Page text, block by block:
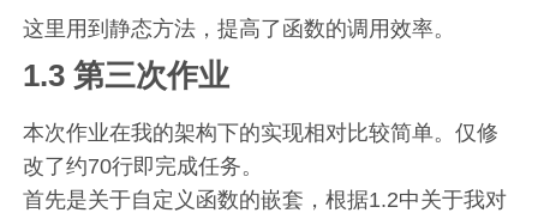
这里用到静态方法，提高了函数的调用效率。
1.3 第三次作业
本次作业在我的架构下的实现相对比较简单。仅修
改了约70行即完成任务。
首先是关于自定义函数的嵌套，根据1.2中关于我对